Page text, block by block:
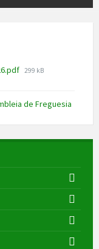
File
299 kB
de Freguesia